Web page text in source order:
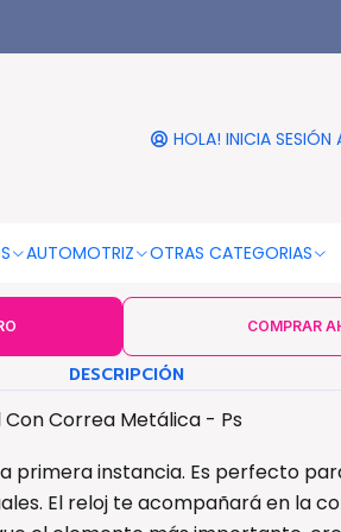
HOLA! INICIA SESIÓN
AUTOMOTRIZ OTRAS CATEGORIAS
Digital
Metálica - Ps
Gris
COMPRAR
DESCRIPCIÓN
Con Correa Metálica - Ps
a primera instancia. Es perfecto
El reloj te acompañará en la